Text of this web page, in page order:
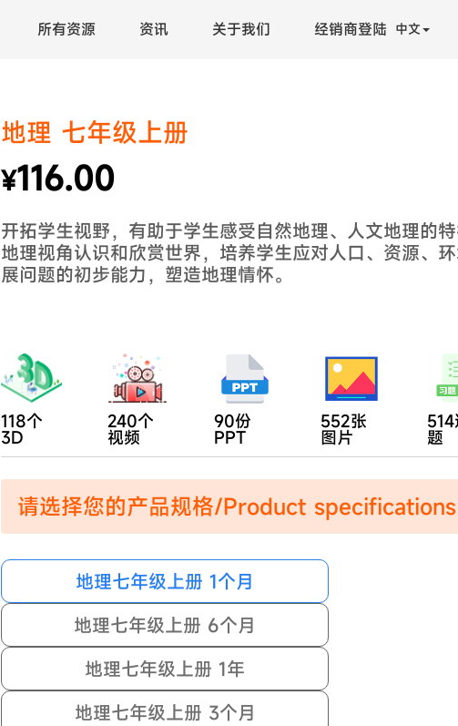
中文
所有资源 资讯 关于我们 经销商登陆
地理 七年级上册
¥116.00
开拓学生视野，有助于学生感受自然地理、人文地理的
地理视角认识和欣赏世界，培养学生应对人口、资源、
展问题的初步能力，塑造地理情怀。
118个
3D
240个
视频
90份
PPT
552张
图片 题
请选择您的产品规格/Product specifications
地理七年级上册 1个月
地理七年级上册 6个月
地理七年级上册 1年
地理七年级上册 3个月